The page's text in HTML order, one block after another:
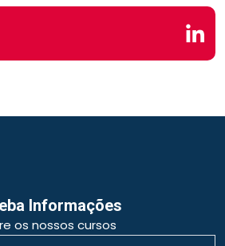
Informações
os nossos cursos